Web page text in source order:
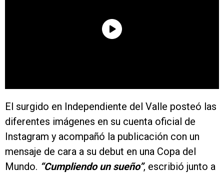
El surgido en Independiente del Valle posteó las
diferentes imágenes en su cuenta oficial de
Instagram y acompañó la publicación con un
mensaje de cara a su debut en una Copa del
Mundo. “Cumpliendo un sueño”, escribió junto a